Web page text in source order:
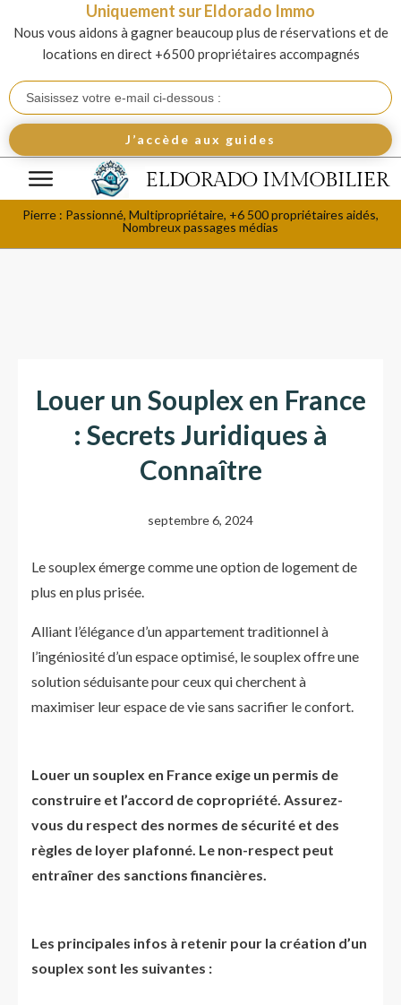
Uniquement sur Eldorado Immo
Nous vous aidons à gagner beaucoup plus de réservations et de
locations en direct +6500 propriétaires accompagnés
J’accède aux guides
Pierre : Passionné, Multipropriétaire, +6 500 propriétaires aidés,
Nombreux passages médias
Louer un Souplex en France
: Secrets Juridiques à
Connaître
septembre 6, 2024
Le souplex émerge comme une option de logement de
plus en plus prisée.
Alliant l’élégance d’un appartement traditionnel à
l’ingéniosité d’un espace optimisé, le souplex offre une
solution séduisante pour ceux qui cherchent à
maximiser leur espace de vie sans sacrifier le confort.
Louer un souplex en France exige un permis de
construire et l’accord de copropriété. Assurez-
vous du respect des normes de sécurité et des
règles de loyer plafonné. Le non-respect peut
entraîner des sanctions financières.
Les principales infos à retenir pour la création d’un
souplex sont les suivantes :